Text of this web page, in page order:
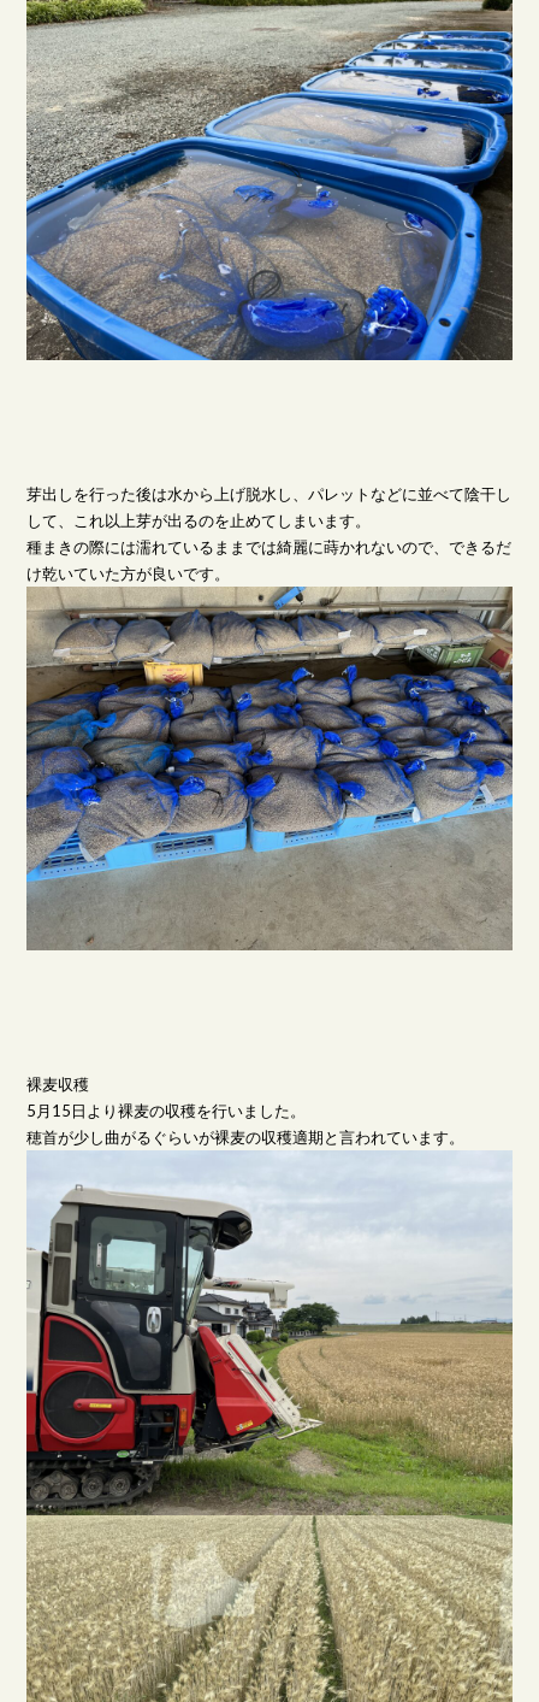
芽出しを行った後は水から上げ脱水し、パレットなどに並べて陰干し
して、これ以上芽が出るのを止めてしまいます。
種まきの際には濡れているままでは綺麗に蒔かれないので、できるだ
け乾いていた方が良いです。
裸麦収穫
5月15日より裸麦の収穫を行いました。
穂首が少し曲がるぐらいが裸麦の収穫適期と言われています。